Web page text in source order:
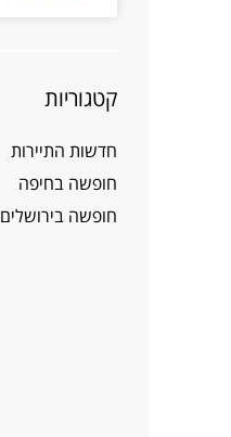
קטגוריות
חדשות התיירות
חופשה בחיפה
חופשה בירושלים